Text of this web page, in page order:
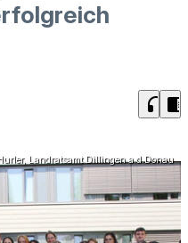
headphones chrome_reader_mode
Landratsamt Dillingen a.d.Donau